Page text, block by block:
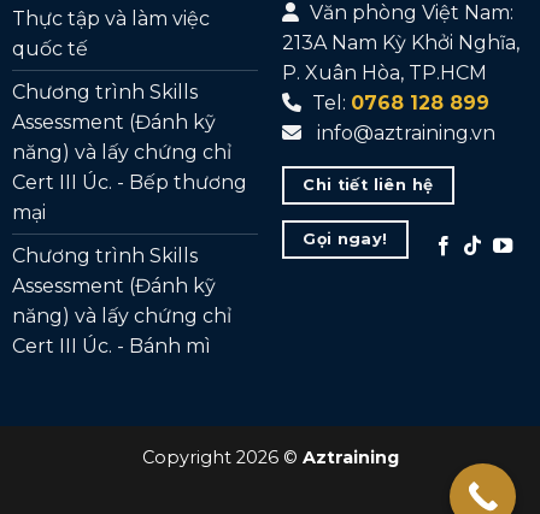
Thực tập và làm việc
quốc tế
Chương trình Skills
Assessment (Đánh kỹ
năng) và lấy chứng chỉ
Cert III Úc. - Bếp thương
mại
Chương trình Skills
Assessment (Đánh kỹ
năng) và lấy chứng chỉ
Cert III Úc. - Bánh mì
Văn phòng Việt Nam:
213A Nam Kỳ Khởi Nghĩa,
P. Xuân Hòa, TP.HCM
Tel: 0768 128 899
info@aztraining.vn
Chi tiết liên hệ
Gọi ngay!
Copyright 2026 © Aztraining